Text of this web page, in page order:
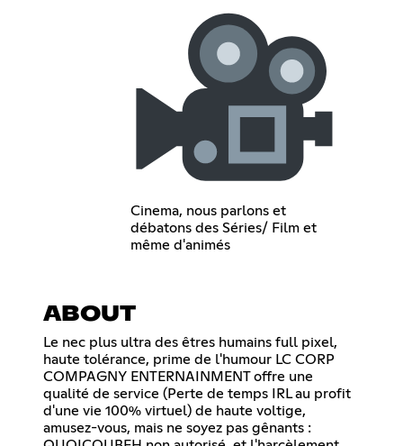
Cinema, nous parlons et
débatons des Séries/ Film et
même d'animés
ABOUT
Le nec plus ultra des êtres humains full pixel,
haute tolérance, prime de l'humour LC CORP
COMPAGNY ENTERNAINMENT offre une
qualité de service (Perte de temps IRL au profit
d'une vie 100% virtuel) de haute voltige,
amusez-vous, mais ne soyez pas gênants :